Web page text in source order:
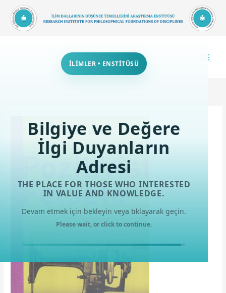
İLİMLER • ENSTİTÜSÜ
Bilgiye ve Değere
İlgi Duyanların
Adresi
THE PLACE FOR THOSE WHO INTERESTED
IN VALUE AND KNOWLEDGE.
Devam etmek için bekleyin veya tıklayarak geçin.
Please wait, or click to continue.
İçeriğe
atla